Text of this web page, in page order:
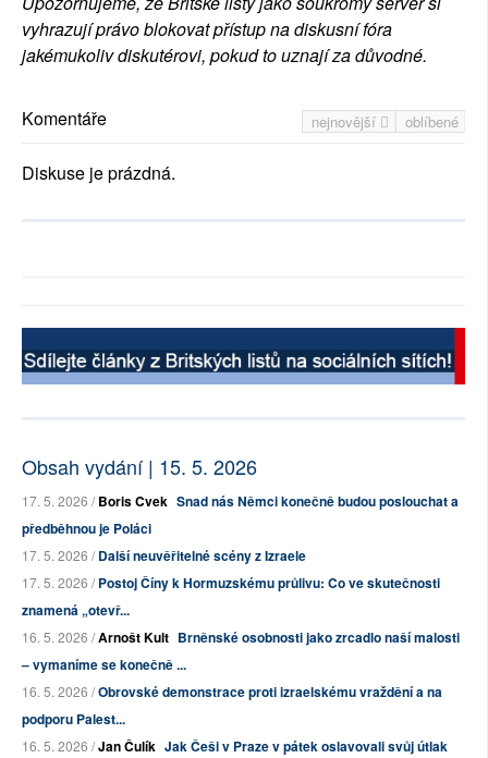
vyhrazují právo blokovat přístup na diskusní fóra
jakémukoliv diskutérovi, pokud to uznají za důvodné.
nejnovější oblíbené
Komentáře
Diskuse je prázdná.
Obsah vydání | 15. 5. 2026
17. 5. 2026 /Boris Cvek Snad nás Němci konečně budou poslouchat a
předběhnou je Poláci
17. 5. 2026 /Další neuvěřitelné scény z Izraele
17. 5. 2026 /Postoj Číny k Hormuzskému průlivu: Co ve skutečnosti
znamená „otevř...
16. 5. 2026 /Arnošt Kult Brněnské osobnosti jako zrcadlo naší malosti
– vymaníme se konečně ...
16. 5. 2026 /Obrovské demonstrace proti izraelskému vraždění a na
podporu Palest...
16. 5. 2026 /Jan Čulík Jak Češi v Praze v pátek oslavovali svůj útlak